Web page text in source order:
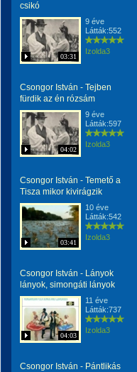
csikó
03:31
9 éve
Látták:552
Izolda3
Csongor István - Tejben
fürdik az én rózsám
04:02
9 éve
Látták:597
Izolda3
Csongor István - Temető a
Tisza mikor kivirágzik
03:41
10 éve
Látták:542
Izolda3
Csongor István - Lányok
lányok, simongáti lányok
04:03
11 éve
Látták:737
Izolda3
Csongor István - Pántlikás